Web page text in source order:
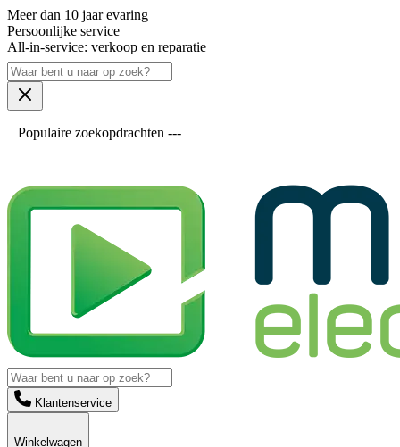
Meer dan 10 jaar evaring
Persoonlijke service
All-in-service: verkoop en reparatie
Populaire zoekopdrachten ---
Klantenservice
Winkelwagen